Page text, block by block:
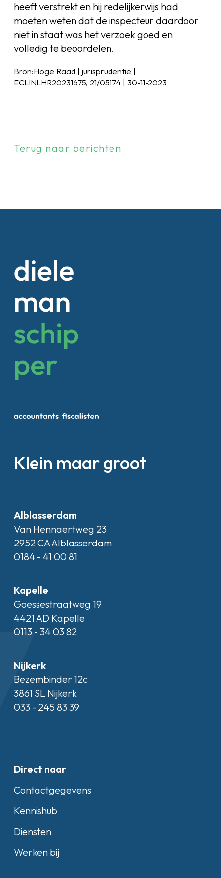
heeft verstrekt en hij redelijkerwijs had
moeten weten dat de inspecteur daardoor
niet in staat was het verzoek goed en
volledig te beoordelen.
Bron:Hoge Raad | jurisprudentie |
ECLINLHR20231675, 21/05174 | 30-11-2023
Terug naar berichten
Klein maar groot
Alblasserdam
Van Hennaertweg 23
2952 CA Alblasserdam
0184 - 41 00 81
Kapelle
Goessestraatweg 19
4421 AD Kapelle
0113 - 34 03 82
Nijkerk
Bezembinder 12c
3861 SL Nijkerk
033 - 245 83 39
Direct naar
Contactgegevens
Kennishub
Diensten
Werken bij